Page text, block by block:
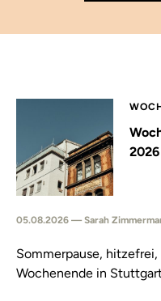
2026
05.08.2026 — Sarah
Sommerpause,
Wochenende in